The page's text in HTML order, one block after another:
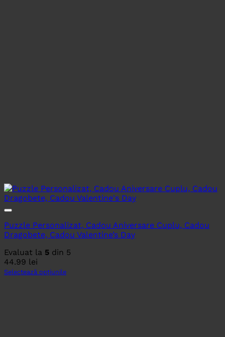
Puzzle Personalizat, Cadou Aniversare Cuplu, Cadou
Dragobete, Cadou Valentine’s Day
Evaluat la 5 din 5
44.99 lei
Selectează opțiunile